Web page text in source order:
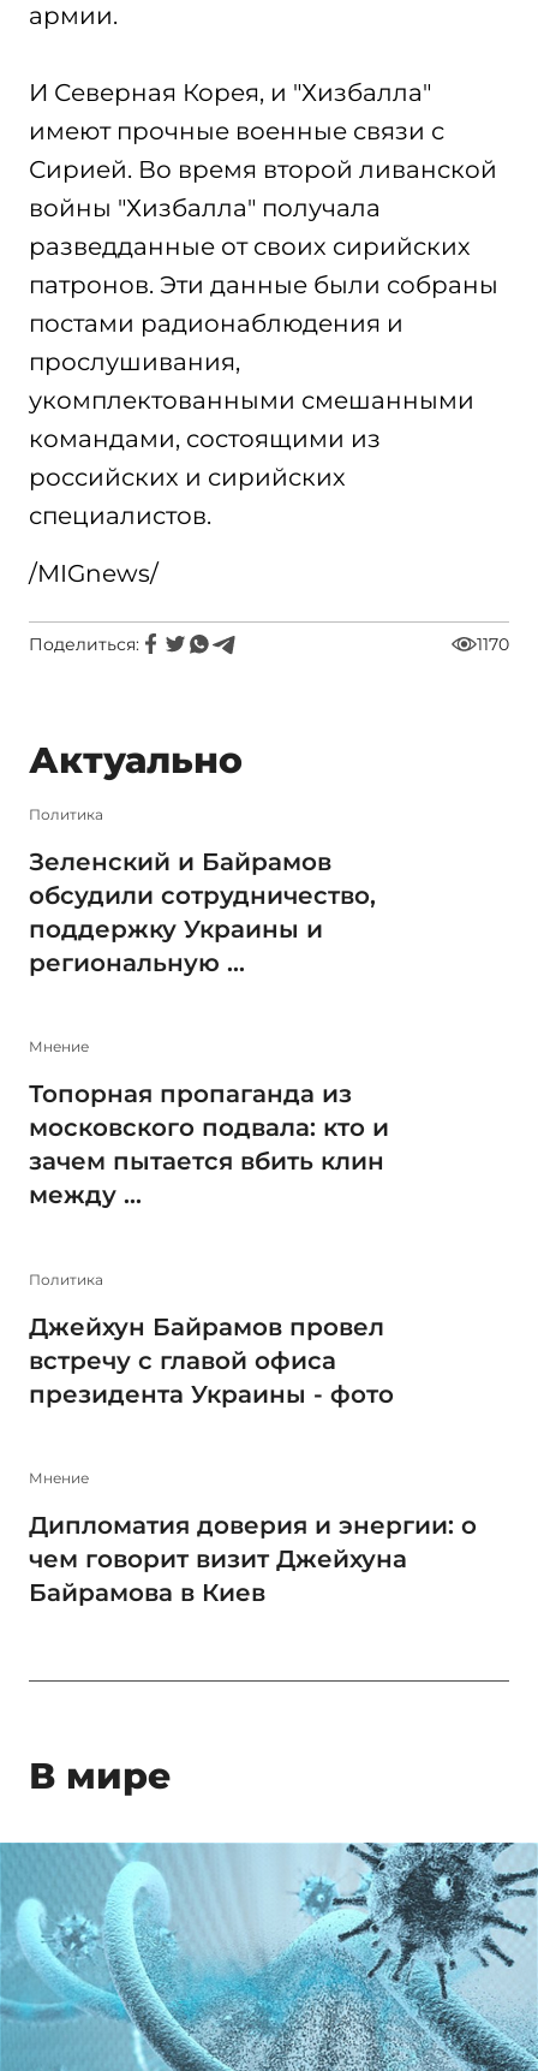
армии.
И Северная Корея, и "Хизбалла"
имеют прочные военные связи с
Сирией. Во время второй ливанской
войны "Хизбалла" получала
разведданные от своих сирийских
патронов. Эти данные были собраны
постами радионаблюдения и
прослушивания,
укомплектованными смешанными
командами, состоящими из
российских и сирийских
специалистов.
/MIGnews/
Поделиться: 1170
Актуально
Политика
Зеленский и Байрамов
обсудили сотрудничество,
поддержку Украины и
региональную ...
Мнение
Топорная пропаганда из
московского подвала: кто и
зачем пытается вбить клин
между ...
Политика
Джейхун Байрамов провел
встречу с главой офиса
президента Украины - фото
Мнение
Дипломатия доверия и энергии: о
чем говорит визит Джейхуна
Байрамова в Киев
В мире